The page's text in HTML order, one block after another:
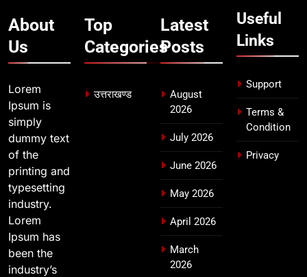
कावड़ मेले को सकुशल रूप से संपन्न कराने
के लिए खुद मैदान में उतरे एसएसपी दून
उत्तराखण्ड
About
Us
Lorem
Ipsum is
simply
dummy text
of the
printing and
typesetting
industry.
Lorem
Ipsum has
been the
industry’s
Top
Categories
उत्तराखण्ड
Latest
Posts
August
2026
July 2026
June 2026
May 2026
April 2026
March
2026
Useful
Links
Support
Terms &
Condition
Privacy